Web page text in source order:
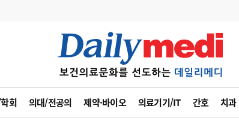
회 의대/전공의 제약·바이오 의료기기/IT 간호 치과
6
관리급여 실시
사고
수첩